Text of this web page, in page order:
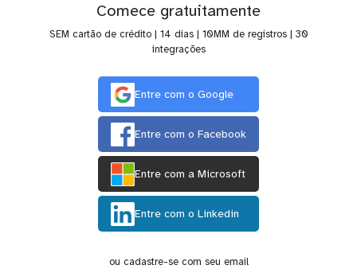
Comece gratuitamente
SEM cartão de crédito | 14 dias | 10MM de registros | 30
integrações
Entre com o Google
Entre com o Facebook
Entre com a Microsoft
Entre com o Linkedin
ou cadastre-se com seu email